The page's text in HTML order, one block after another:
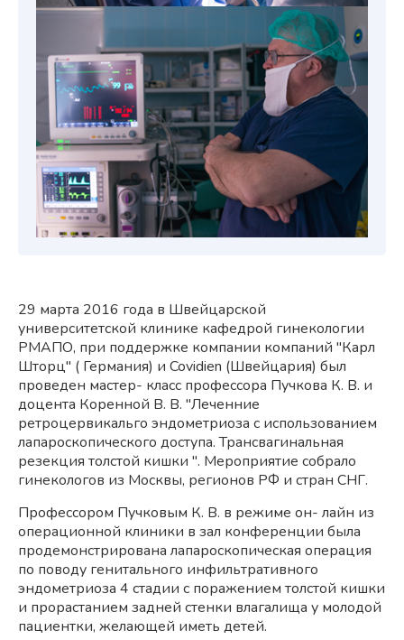
29 марта 2016 года в Швейцарской
университетской клинике кафедрой гинекологии
РМАПО, при поддержке компании компаний "Карл
Шторц" ( Германия) и Covidien (Швейцария) был
проведен мастер- класс профессора Пучкова К. В. и
доцента Коренной В. В. "Леченние
ретроцервикальго эндометриоза с использованием
лапароскопического доступа. Трансвагинальная
резекция толстой кишки ". Мероприятие собрало
гинекологов из Москвы, регионов РФ и стран СНГ.
Профессором Пучковым К. В. в режиме он- лайн из
операционной клиники в зал конференции была
продемонстрирована лапароскопическая операция
по поводу генитального инфильтративного
эндометриоза 4 стадии с поражением толстой кишки
и прорастанием задней стенки влагалища у молодой
пациентки, желающей иметь детей.